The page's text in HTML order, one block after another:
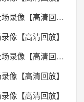
2026年05月22日 骑士VS尼克斯_全场录像【高清回放】
像【高清回放】
2026年05月20日 骑士VS尼克斯_全场录像【高清回放】
像【高清回放】
像【高清回放】